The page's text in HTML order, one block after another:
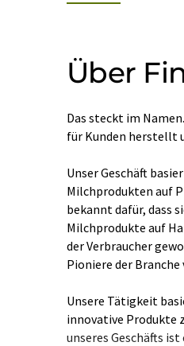
Über
Das steckt im
für Kunden herstellt
Unser Geschäft
Milchprodukten auf
bekannt dafür, dass
Milchprodukte auf
der Verbraucher
Pioniere der
Unsere Tätigkeit
innovative Produkte
unseres Geschäfts